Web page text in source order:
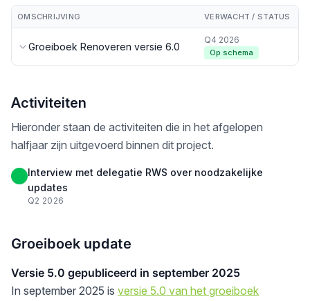
OMSCHRIJVING VERWACHT / STATUS
Groeiboek Renoveren versie 6.0
Q4 2026
Op schema
Activiteiten
Hieronder staan de activiteiten die in het afgelopen
halfjaar zijn uitgevoerd binnen dit project.
Interview met delegatie RWS over noodzakelijke
updates
Q2 2026
Groeiboek update
Versie 5.0 gepubliceerd in september 2025
In september 2025 is versie 5.0 van het groeiboek